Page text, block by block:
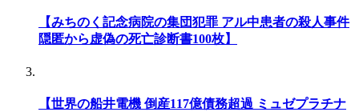
【みちのく記念病院の集団犯罪 アル中患者の殺人事件
隠匿から虚偽の死亡診断書100枚】
【世界の船井電機 倒産117億債務超過 ミュゼプラチナ